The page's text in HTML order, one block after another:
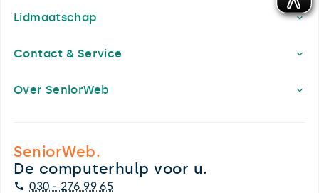
Lidmaatschap
Contact & Service
Over SeniorWeb
SeniorWeb.
De computerhulp voor u.
030 - 276 99 65